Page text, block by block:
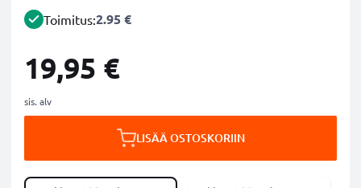
Toimitus:2.95 €
19,95 €
sis. alv
LISÄÄ OSTOSKORIIN